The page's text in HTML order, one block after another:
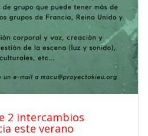
2 intercambios
este verano